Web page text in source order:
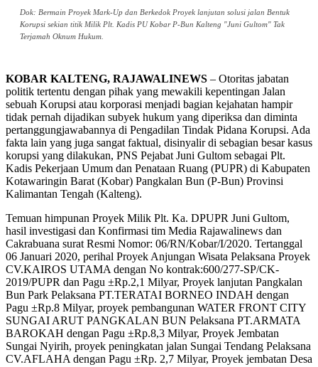
Dok: Bermain Proyek Mark-Up dan Berkedok Proyek lanjutan solusi jalan Bentuk
Korupsi sekian titik Milik Plt. Kadis PU Kobar P-Bun Kalteng "Juni Gultom" Tak
Terjamah Oknum Hukum.
KOBAR KALTENG, RAJAWALINEWS – Otoritas jabatan
politik tertentu dengan pihak yang mewakili kepentingan Jalan
sebuah Korupsi atau korporasi menjadi bagian kejahatan hampir
tidak pernah dijadikan subyek hukum yang diperiksa dan diminta
pertanggungjawabannya di Pengadilan Tindak Pidana Korupsi. Ada
fakta lain yang juga sangat faktual, disinyalir di sebagian besar kasus
korupsi yang dilakukan, PNS Pejabat Juni Gultom sebagai Plt.
Kadis Pekerjaan Umum dan Penataan Ruang (PUPR) di Kabupaten
Kotawaringin Barat (Kobar) Pangkalan Bun (P-Bun) Provinsi
Kalimantan Tengah (Kalteng).
Temuan himpunan Proyek Milik Plt. Ka. DPUPR Juni Gultom,
hasil investigasi dan Konfirmasi tim Media Rajawalinews dan
Cakrabuana surat Resmi Nomor: 06/RN/Kobar/I/2020. Tertanggal
06 Januari 2020, perihal Proyek Anjungan Wisata Pelaksana Proyek
CV.KAIROS UTAMA dengan No kontrak:600/277-SP/CK-
2019/PUPR dan Pagu ±Rp.2,1 Milyar, Proyek lanjutan Pangkalan
Bun Park Pelaksana PT.TERATAI BORNEO INDAH dengan
Pagu ±Rp.8 Milyar, proyek pembangunan WATER FRONT CITY
SUNGAI ARUT PANGKALAN BUN Pelaksana PT.ARMATA
BAROKAH dengan Pagu ±Rp.8,3 Milyar, Proyek Jembatan
Sungai Nyirih, proyek peningkatan jalan Sungai Tendang Pelaksana
CV.AFLAHA dengan Pagu ±Rp. 2,7 Milyar, Proyek jembatan Desa